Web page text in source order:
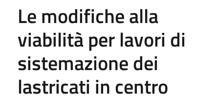
Le modifiche alla
viabilità per lavori di
sistemazione dei
lastricati in centro